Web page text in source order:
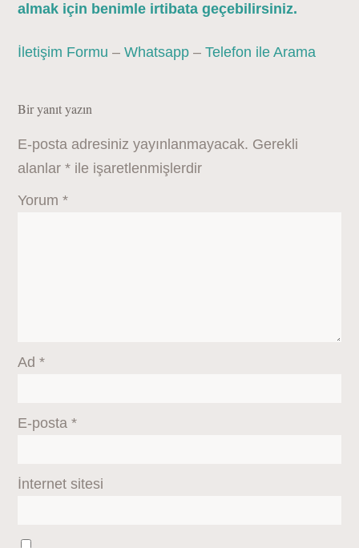
almak için benimle irtibata geçebilirsiniz.
İletişim Formu –Whatsapp –Telefon ile Arama
Bir yanıt yazın
E-posta adresiniz yayınlanmayacak. Gerekli
alanlar* ile işaretlenmişlerdir
Yorum*
Ad*
E-posta*
İnternet sitesi